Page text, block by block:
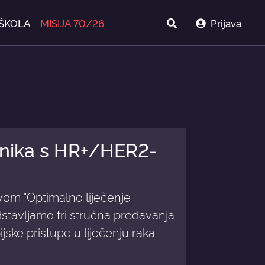
MISIJA 70/26 Prijava
s HR+/HER2-
"Optimalno liječenje
tri stručna predavanja
pristupe u liječenju raka